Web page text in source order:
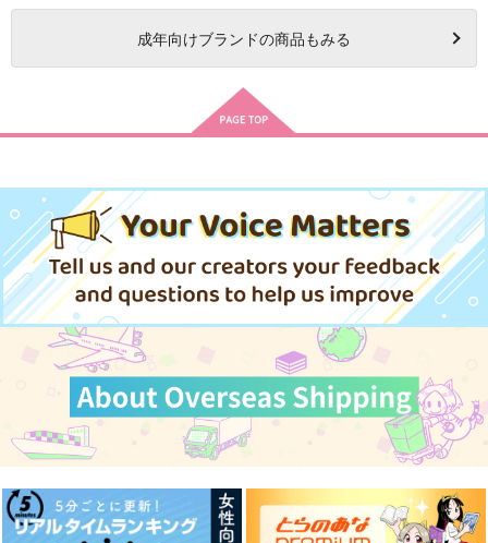
成年向けブランドの商品もみる